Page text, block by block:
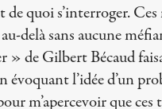
quoi s’interroger. Ces
delà sans aucune
» de Gilbert Bécaud
l’idée d’un
m’apercevoir que